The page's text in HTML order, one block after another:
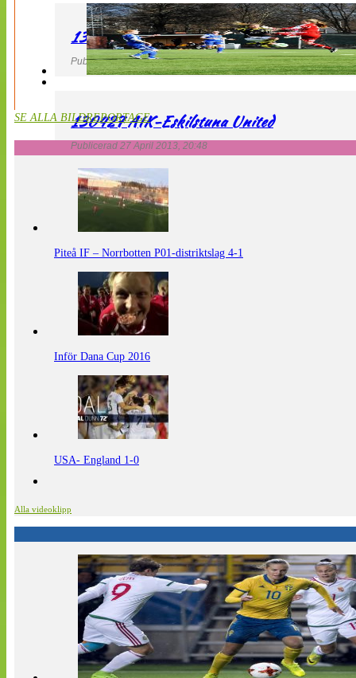
130427 LdB FC Malmö – Mallbackens IF
Publicerad 27 April 2013, 20:54
130427 AIK-Eskilstuna United
Publicerad 27 April 2013, 20:48
SE ALLA BILDREPORTAGE
Piteå IF – Norrbotten P01-distriktslag 4-1
Inför Dana Cup 2016
USA- England 1-0
Alla videoklipp